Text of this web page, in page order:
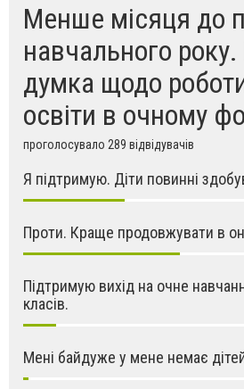
Менше місяця до
навчального
думка щодо
освіти в очному
проголосувало 289 відвідувачів
Я підтримую. Діти повинні
Проти. Краще продовжувати в
Підтримую вихід на очне
класів.
Мені байдуже у мене немає